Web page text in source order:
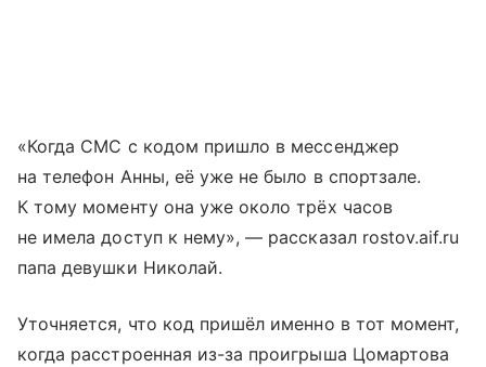
«Когда СМС с кодом пришло в мессенджер
на телефон Анны, её уже не было в спортзале.
К тому моменту она уже около трёх часов
не имела доступ к нему», — рассказал rostov.aif.ru
папа девушки Николай.
Уточняется, что код пришёл именно в тот момент,
когда расстроенная из-за проигрыша Цомартова